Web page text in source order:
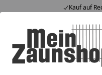
Kauf auf
Alle Produkte
Mein Konto
Suchen